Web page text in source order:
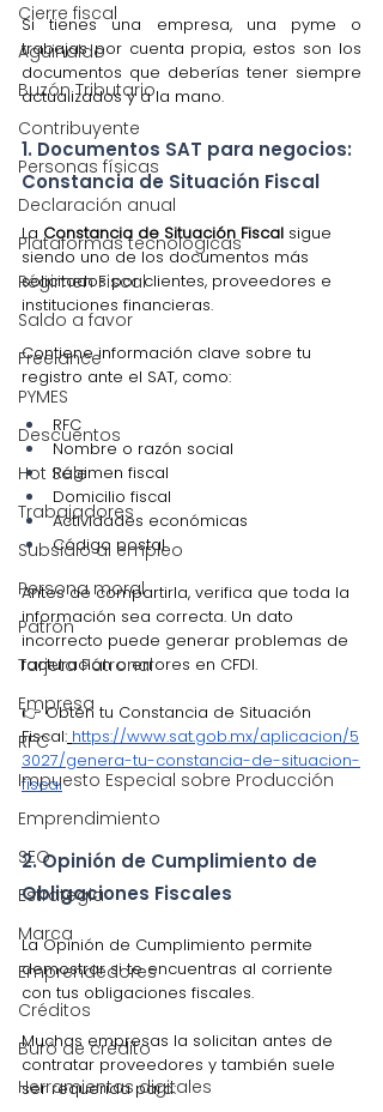
Cierre fiscal
Aguinaldo
Buzón Tributario
Contribuyente
Personas físicas
Declaración anual
Plataformas tecnológicas
Régimen Fiscal
Saldo a favor
Freelance
PYMES
Descuentos
Hot Sale
Trabajadores
Subsidio al empleo
Persona moral
Patrón
Tarjeta Patronal
Empresa
RFC
Impuesto Especial sobre Producción
Emprendimiento
SEO
Estrategia
Marca
Emprendedores
Créditos
Buró de crédito
Herramientas digitales
Si tienes una empresa, una pyme o
trabajas por cuenta propia, estos son los
documentos que deberías tener siempre
actualizados y a la mano.
1. Documentos SAT para negocios:
Constancia de Situación Fiscal
La Constancia de Situación Fiscal sigue
siendo uno de los documentos más
solicitados por clientes, proveedores e
instituciones financieras.
Contiene información clave sobre tu
registro ante el SAT, como:
RFC
Nombre o razón social
Régimen fiscal
Domicilio fiscal
Actividades económicas
Código postal
Antes de compartirla, verifica que toda la
información sea correcta. Un dato
incorrecto puede generar problemas de
facturación o errores en CFDI.
👉 Obtén tu Constancia de Situación
Fiscal: https://www.sat.gob.mx/aplicacion/5
3027/genera-tu-constancia-de-situacion-
fiscal
2. Opinión de Cumplimiento de
Obligaciones Fiscales
La Opinión de Cumplimiento permite
demostrar si te encuentras al corriente
con tus obligaciones fiscales.
Muchas empresas la solicitan antes de
contratar proveedores y también suele
ser requerida para: